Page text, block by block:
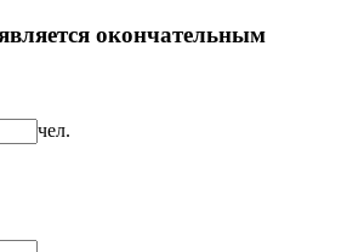
окончательным
чел.